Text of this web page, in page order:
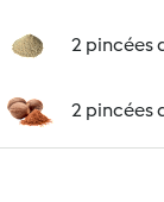
2 pincées
2 pincées